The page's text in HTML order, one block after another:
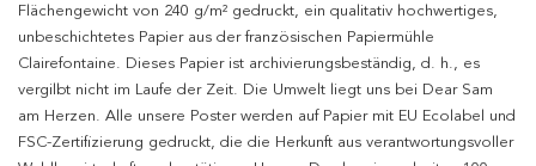
Flächengewicht von 240 g/m² gedruckt, ein qualitativ hochwertiges,
unbeschichtetes Papier aus der französischen Papiermühle
Clairefontaine. Dieses Papier ist archivierungsbeständig, d. h., es
vergilbt nicht im Laufe der Zeit. Die Umwelt liegt uns bei Dear Sam
am Herzen. Alle unsere Poster werden auf Papier mit EU Ecolabel und
FSC-Zertifizierung gedruckt, die die Herkunft aus verantwortungsvoller